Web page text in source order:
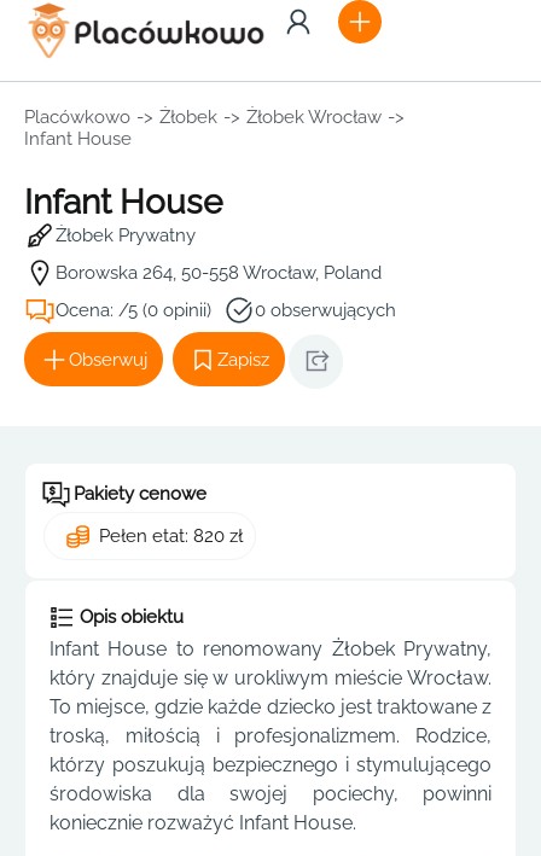
Placówkowo -> Żłobek -> Żłobek Wrocław ->
Infant House
Infant House
Żłobek Prywatny
Borowska 264, 50-558 Wrocław, Poland
Ocena: /5 (0 opinii)
0 obserwujących
Obserwuj Zapisz
Pakiety cenowe
Pełen etat: 820 zł
Opis obiektu
Infant House to renomowany Żłobek Prywatny,
który znajduje się w urokliwym mieście Wrocław.
To miejsce, gdzie każde dziecko jest traktowane z
troską, miłością i profesjonalizmem. Rodzice,
którzy poszukują bezpiecznego i stymulującego
środowiska dla swojej pociechy, powinni
koniecznie rozważyć Infant House.